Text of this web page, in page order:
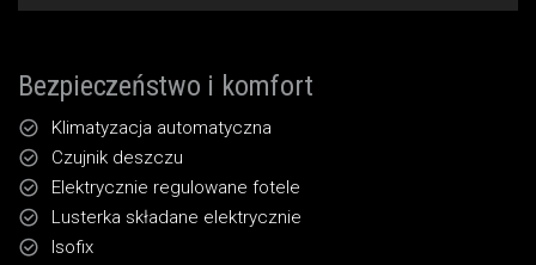
Bezpieczeństwo i komfort
Klimatyzacja automatyczna
Czujnik deszczu
Elektrycznie regulowane fotele
Lusterka składane elektrycznie
Isofix